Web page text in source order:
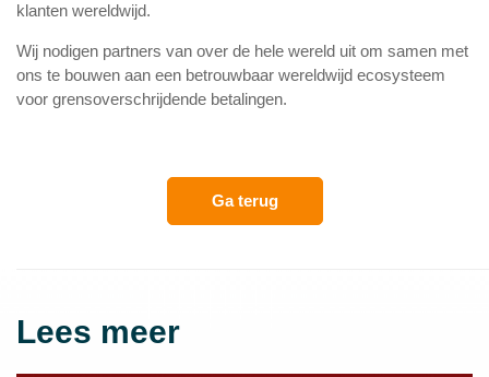
klanten wereldwijd.
Wij nodigen partners van over de hele wereld uit om samen met
ons te bouwen aan een betrouwbaar wereldwijd ecosysteem
voor grensoverschrijdende betalingen.
Ga terug
Lees meer